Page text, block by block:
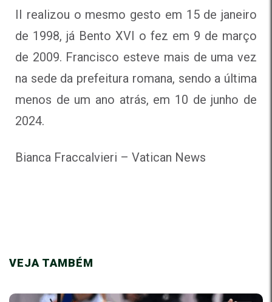
II realizou o mesmo gesto em 15 de janeiro
de 1998, já Bento XVI o fez em 9 de março
de 2009. Francisco esteve mais de uma vez
na sede da prefeitura romana, sendo a última
menos de um ano atrás, em 10 de junho de
2024.
Bianca Fraccalvieri – Vatican News
VEJA TAMBÉM